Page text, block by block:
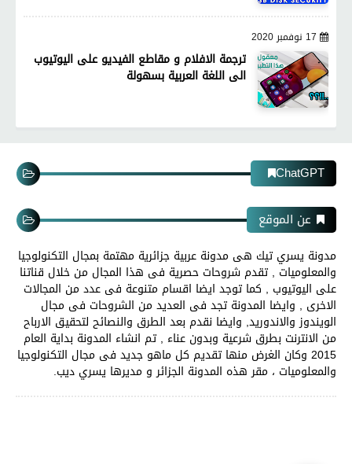
17 نوفمبر 2020
ترجمة الافلام و مقاطع الفيديو على اليوتيوب
الى اللغة العربية بسهولة
ChatGPT
عن الموقع
مدونة يسري تيك هى مدونة عربية جزائرية مهتمة بمجال التكنولوجيا
والمعلوميات , تقدم شروحات حصرية فى هذا المجال من خلال قناتنا
على اليوتيوب , كما توجد ايضا اقسام متنوعة فى عدد من المجالات
الاخرى , وايضا المدونة تجد فى العديد من الشروحات فى مجال
الويندوز والاندوريد, وايضا نقدم بعد الطرق والنصائح لتحقيق الارباح
من الانترنت بطرق شرعية وبدون عناء , تم انشاء المدونة بداية العام
2015 وكان الغرض منها تقديم كل ماهو جديد فى مجال التكنولوجيا
والمعلوميات ، مقر هذه المدونة الجزائر و مديرها يسري ديب.